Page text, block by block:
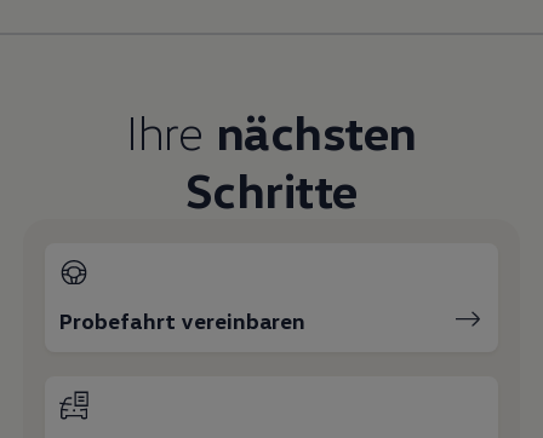
Volkswagen R
Pannen- und Unfallhilfe
Volkswagen Kundenbetreuung
Ihre nächsten
Schritte
Probefahrt vereinbaren